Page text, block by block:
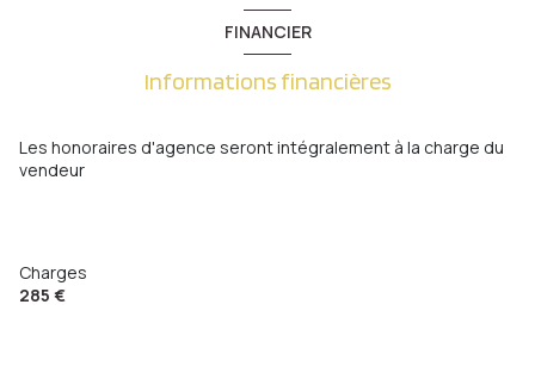
interphone
FINANCIER
Informations financières
Les honoraires d'agence seront intégralement à la charge du
vendeur
Charges
285 €